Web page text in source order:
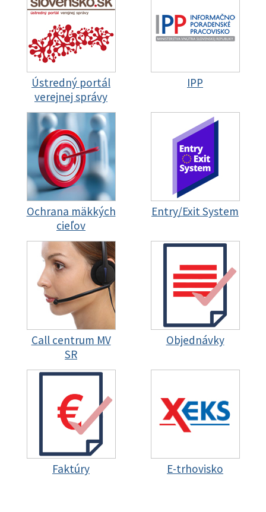
Ústredný portál
verejnej správy
IPP
Ochrana mäkkých
cieľov
Entry/Exit System
Call centrum MV
SR
Objednávky
Faktúry E-trhovisko